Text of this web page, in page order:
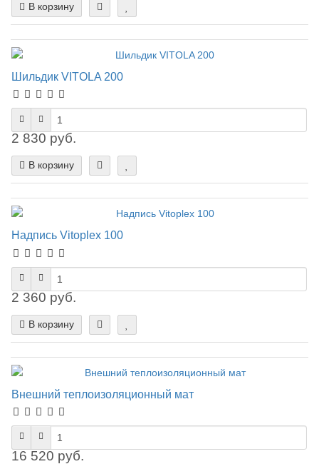
В корзину
Шильдик VITOLA 200
2 830 руб.
В корзину
Надпись Vitoplex 100
2 360 руб.
В корзину
Внешний теплоизоляционный мат
16 520 руб.